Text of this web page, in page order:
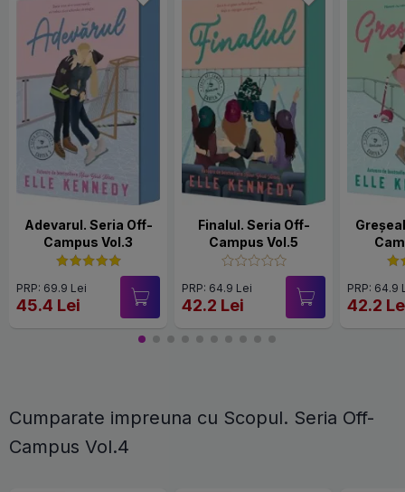
Adevarul. Seria Off-
Campus Vol.3
PRP: 69.9 Lei
45.4 Lei
Finalul. Seria Off-
Campus Vol.5
PRP: 64.9 Lei
42.2 Lei
PRP: 64.9
42.2
Cumparate impreuna cu Scopul. Seria Off-
Campus Vol.4